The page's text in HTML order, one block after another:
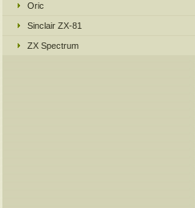
Oric
Sinclair ZX-81
ZX Spectrum